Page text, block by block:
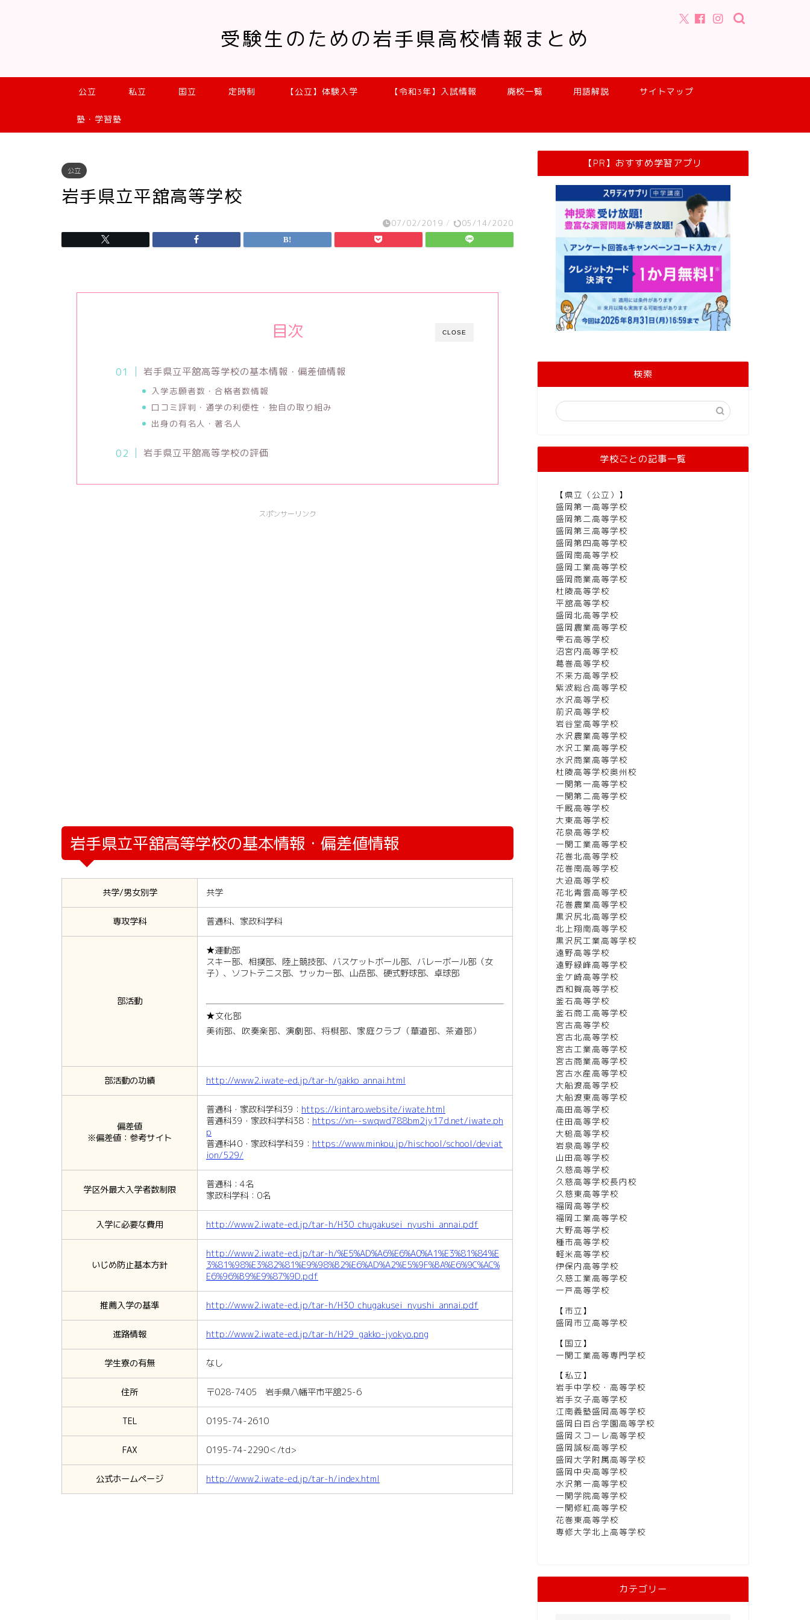
受験生のための岩手県高校情報まとめ
公立 私立 国立 定時制 【公立】体験入学 【令和3年】入試情報 廃校一覧 用語解説 サイトマップ
塾・学習塾
公立
岩手県立平舘高等学校
07/02/2019 / 05/14/2020
CLOSE
目次
岩手県立平舘高等学校の基本情報・偏差値情報
入学志願者数・合格者数情報
口コミ評判・通学の利便性・独自の取り組み
出身の有名人・著名人
岩手県立平舘高等学校の評価
スポンサーリンク
岩手県立平舘高等学校の基本情報・偏差値情報
共学/男女別学 共学
専攻学科 普通科、家政科学科
部活動
★運動部
スキー部、相撲部、陸上競技部、バスケットボール部、バレーボール部（女
子）、ソフトテニス部、サッカー部、山岳部、硬式野球部、卓球部
★文化部
美術部、吹奏楽部、演劇部、将棋部、家庭クラブ（華道部、茶道部）
部活動の功績 http://www2.iwate-ed.jp/tar-h/gakko_annai.html
偏差値
※偏差値：参考サイト
普通科・家政科学科39： https://kintaro.website/iwate.html
普通科39・家政科学科38： https://xn--swqwd788bm2jy17d.net/iwate.ph
p
普通科40・家政科学科39： https://www.minkou.jp/hischool/school/deviat
ion/529/
学区外最大入学者数制限
普通科：4名
家政科学科：0名
入学に必要な費用 http://www2.iwate-ed.jp/tar-h/H30_chugakusei_nyushi_annai.pdf
いじめ防止基本方針
http://www2.iwate-ed.jp/tar-h/%E5%AD%A6%E6%A0%A1%E3%81%84%E
3%81%98%E3%82%81%E9%98%B2%E6%AD%A2%E5%9F%BA%E6%9C%AC%
E6%96%B9%E9%87%9D.pdf
推薦入学の基準 http://www2.iwate-ed.jp/tar-h/H30_chugakusei_nyushi_annai.pdf
進路情報 http://www2.iwate-ed.jp/tar-h/H29_gakko-jyokyo.png
学生寮の有無 なし
住所 〒028-7405 岩手県八幡平市平舘25-6
TEL 0195-74-2610
FAX 0195-74-2290＜/td>
公式ホームページ http://www2.iwate-ed.jp/tar-h/index.html
【PR】おすすめ学習アプリ
検索
学校ごとの記事一覧
【県立（公立）】
盛岡第一高等学校
盛岡第二高等学校
盛岡第三高等学校
盛岡第四高等学校
盛岡南高等学校
盛岡工業高等学校
盛岡商業高等学校
杜陵高等学校
平舘高等学校
盛岡北高等学校
盛岡農業高等学校
雫石高等学校
沼宮内高等学校
葛巻高等学校
不来方高等学校
紫波総合高等学校
水沢高等学校
前沢高等学校
岩谷堂高等学校
水沢農業高等学校
水沢工業高等学校
水沢商業高等学校
杜陵高等学校奥州校
一関第一高等学校
一関第二高等学校
千厩高等学校
大東高等学校
花泉高等学校
一関工業高等学校
花巻北高等学校
花巻南高等学校
大迫高等学校
花北青雲高等学校
花巻農業高等学校
黒沢尻北高等学校
北上翔南高等学校
黒沢尻工業高等学校
遠野高等学校
遠野緑峰高等学校
金ケ崎高等学校
西和賀高等学校
釜石高等学校
釜石商工高等学校
宮古高等学校
宮古北高等学校
宮古工業高等学校
宮古商業高等学校
宮古水産高等学校
大船渡高等学校
大船渡東高等学校
高田高等学校
住田高等学校
大槌高等学校
岩泉高等学校
山田高等学校
久慈高等学校
久慈高等学校長内校
久慈東高等学校
福岡高等学校
福岡工業高等学校
大野高等学校
種市高等学校
軽米高等学校
伊保内高等学校
久慈工業高等学校
一戸高等学校
【市立】
盛岡市立高等学校
【国立】
一関工業高等専門学校
【私立】
岩手中学校・高等学校
岩手女子高等学校
江南義塾盛岡高等学校
盛岡白百合学園高等学校
盛岡スコーレ高等学校
盛岡誠桜高等学校
盛岡大学附属高等学校
盛岡中央高等学校
水沢第一高等学校
一関学院高等学校
一関修紅高等学校
花巻東高等学校
専修大学北上高等学校
カテゴリー